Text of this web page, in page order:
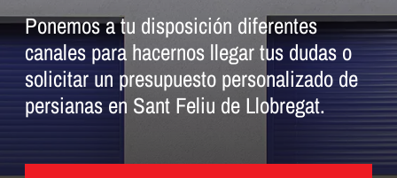
Ponemos a tu disposición diferentes
canales para hacernos llegar tus dudas o
solicitar un presupuesto personalizado de
persianas en Sant Feliu de Llobregat.